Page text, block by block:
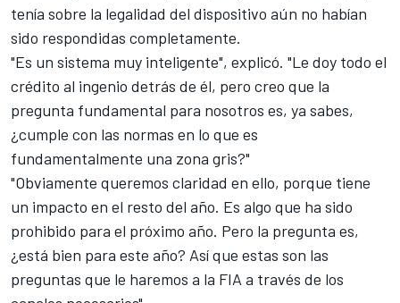
tenía sobre la legalidad del dispositivo aún no habían
sido respondidas completamente.
"Es un sistema muy inteligente", explicó. "Le doy todo el
crédito al ingenio detrás de él, pero creo que la
pregunta fundamental para nosotros es, ya sabes,
¿cumple con las normas en lo que es
fundamentalmente una zona gris?"
"Obviamente queremos claridad en ello, porque tiene
un impacto en el resto del año. Es algo que ha sido
prohibido para el próximo año. Pero la pregunta es,
¿está bien para este año? Así que estas son las
preguntas que le haremos a la FIA a través de los